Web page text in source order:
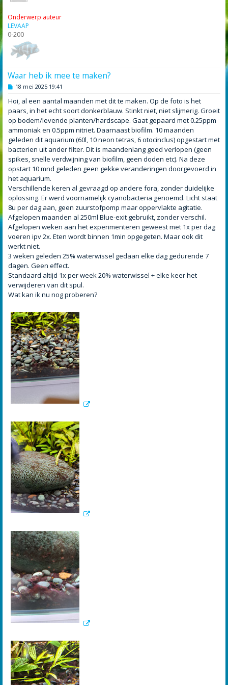
Onderwerp auteur
LEVAAP
0-200
Waar heb ik mee te maken?
B
r
i
c
h
18 mei 2025 19:41
Hoi, al een aantal maanden met dit te maken. Op de foto is het
paars, in het echt soort donkerblauw. Stinkt niet, niet slijmerig. Groeit
op bodem/levende planten/hardscape. Gaat gepaard met 0.25ppm
ammoniak en 0.5ppm nitriet. Daarnaast biofilm. 10 maanden
geleden dit aquarium (60l, 10 neon tetras, 6 otocinclus) opgestart met
bacterien uit ander filter. Dit is maandenlang goed verlopen (geen
spikes, snelle verdwijning van biofilm, geen doden etc). Na deze
opstart 10 mnd geleden geen gekke veranderingen doorgevoerd in
het aquarium.
Verschillende keren al gevraagd op andere fora, zonder duidelijke
oplossing. Er werd voornamelijk cyanobacteria genoemd. Licht staat
8u per dag aan, geen zuurstofpomp maar oppervlakte agitatie.
Afgelopen maanden al 250ml Blue-exit gebruikt, zonder verschil.
Afgelopen weken aan het experimenteren geweest met 1x per dag
voeren ipv 2x. Eten wordt binnen 1min opgegeten. Maar ook dit
werkt niet.
3 weken geleden 25% waterwissel gedaan elke dag gedurende 7
dagen. Geen effect.
Standaard altijd 1x per week 20% waterwissel + elke keer het
verwijderen van dit spul.
Wat kan ik nu nog proberen?